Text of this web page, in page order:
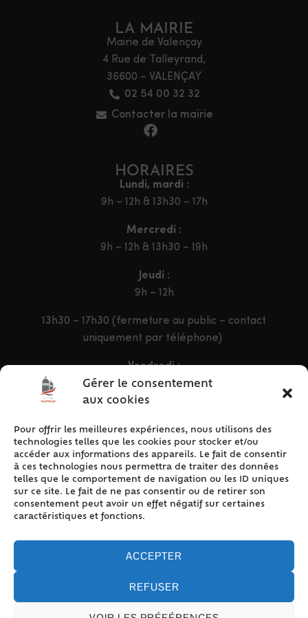
Gérer le consentement
aux cookies
Pour offrir les meilleures expériences, nous utilisons des
technologies telles que les cookies pour stocker et/ou
accéder aux informations des appareils. Le fait de consentir
à ces technologies nous permettra de traiter des données
telles que le comportement de navigation ou les ID uniques
sur ce site. Le fait de ne pas consentir ou de retirer son
consentement peut avoir un effet négatif sur certaines
caractéristiques et fonctions.
ACCEPTER
REFUSER
LA MAIRIE
Mairie de Valençay
4 Rue de Talleyrand,
36600 – VALENÇAY
02 54 00 32 32
Contacter la mairie
HORAIRES
Lundi, mardi :
9h – 12h & 13h30 – 17h
Mercredi :
9h – 12h & 13h30 – 19h
Jeudi :
9h – 12h
13h30 – 17h30 (fermeture au public – contact
uniquement par téléphone)
Vendredi :
9h – 12h & 13h30 – 16h30
ACCÈS RAPIDE
Accueil
Contact
Plan du site
Mentions légales
Politique de cookies (UE)